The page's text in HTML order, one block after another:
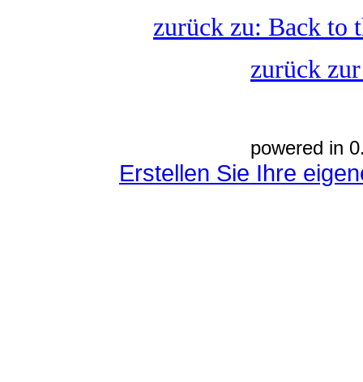
zurück zu: Back to
zurück
powered in
Erstellen Sie Ihre